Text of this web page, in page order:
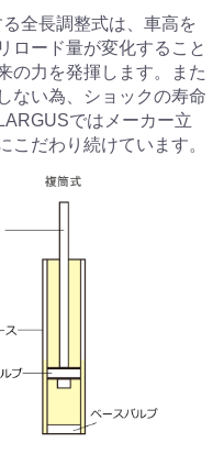
全長調整式は、車高を
ロード量が変化すること
の力を発揮します。また
ない為、ショックの寿命
ではメーカー立
こだわり続けています。